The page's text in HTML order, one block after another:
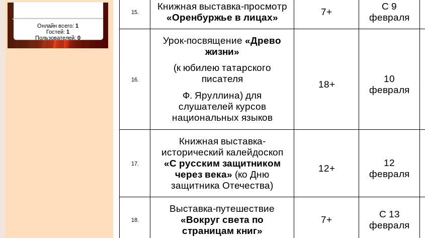
Онлайн всего: 1
Гостей: 1
Пользователей: 0
Книжная выставка-просмотр
«Оренбуржье в лицах»
7+
С 9
февраля
Урок-посвящение «Древо
жизни»
(к юбилею татарского
писателя
Ф. Яруллина) для
слушателей курсов
национальных языков
18+
10
февраля
Книжная выставка-
исторический калейдоскоп
«С русским защитником
через века» (ко Дню
защитника Отечества)
12+
12
февраля
Выставка-путешествие
«Вокруг света по
страницам книг»
7+
С 13
февраля